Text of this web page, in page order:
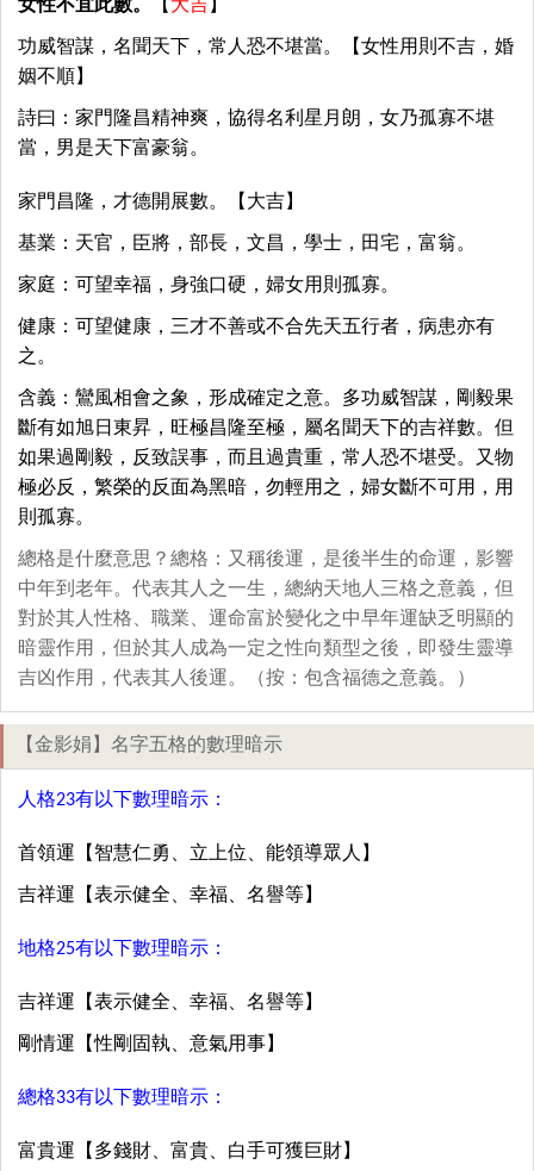
女性不宜此數。 【 大吉 】
功威智謀，名聞天下，常人恐不堪當。【女性用則不吉，婚
姻不順】
詩曰：家門隆昌精神爽，協得名利星月朗，女乃孤寡不堪
當，男是天下富豪翁。
家門昌隆，才德開展數。【大吉】
基業：天官，臣將，部長，文昌，學士，田宅，富翁。
家庭：可望幸福，身強口硬，婦女用則孤寡。
健康：可望健康，三才不善或不合先天五行者，病患亦有
之。
含義：鸞風相會之象，形成確定之意。多功威智謀，剛毅果
斷有如旭日東昇，旺極昌隆至極，屬名聞天下的吉祥數。但
如果過剛毅，反致誤事，而且過貴重，常人恐不堪受。又物
極必反，繁榮的反面為黑暗，勿輕用之，婦女斷不可用，用
則孤寡。
總格是什麼意思？總格：又稱後運，是後半生的命運，影響
中年到老年。代表其人之一生，總納天地人三格之意義，但
對於其人性格、職業、運命富於變化之中早年運缺乏明顯的
暗靈作用，但於其人成為一定之性向類型之後，即發生靈導
吉凶作用，代表其人後運。（按：包含福德之意義。）
【金影娟】名字五格的數理暗示
人格23有以下數理暗示：
首領運【智慧仁勇、立上位、能領導眾人】
吉祥運【表示健全、幸福、名譽等】
地格25有以下數理暗示：
吉祥運【表示健全、幸福、名譽等】
剛情運【性剛固執、意氣用事】
總格33有以下數理暗示：
富貴運【多錢財、富貴、白手可獲巨財】